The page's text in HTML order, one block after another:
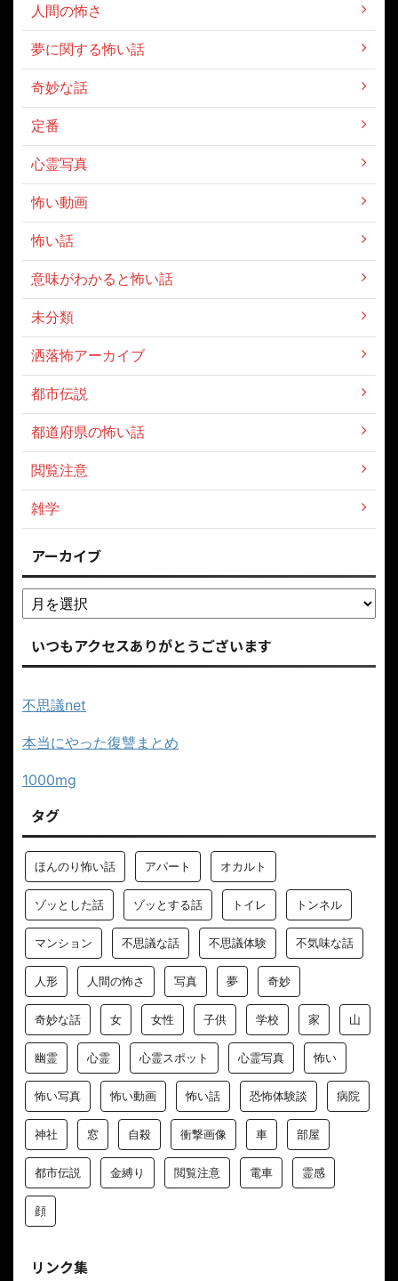
人間の怖さ
夢に関する怖い話
奇妙な話
定番
心霊写真
怖い動画
怖い話
意味がわかると怖い話
未分類
洒落怖アーカイブ
都市伝説
都道府県の怖い話
閲覧注意
雑学
アーカイブ
いつもアクセスありがとうございます
不思議net
本当にやった復讐まとめ
1000mg
タグ
ほんのり怖い話 アパート オカルト
ゾッとした話 ゾッとする話 トイレ トンネル
マンション 不思議な話 不思議体験 不気味な話
人形 人間の怖さ 写真 夢 奇妙
奇妙な話 女 女性 子供 学校 家 山
幽霊 心霊 心霊スポット 心霊写真 怖い
怖い写真 怖い動画 怖い話 恐怖体験談 病院
神社 窓 自殺 衝撃画像 車 部屋
都市伝説 金縛り 閲覧注意 電車 霊感
顔
リンク集